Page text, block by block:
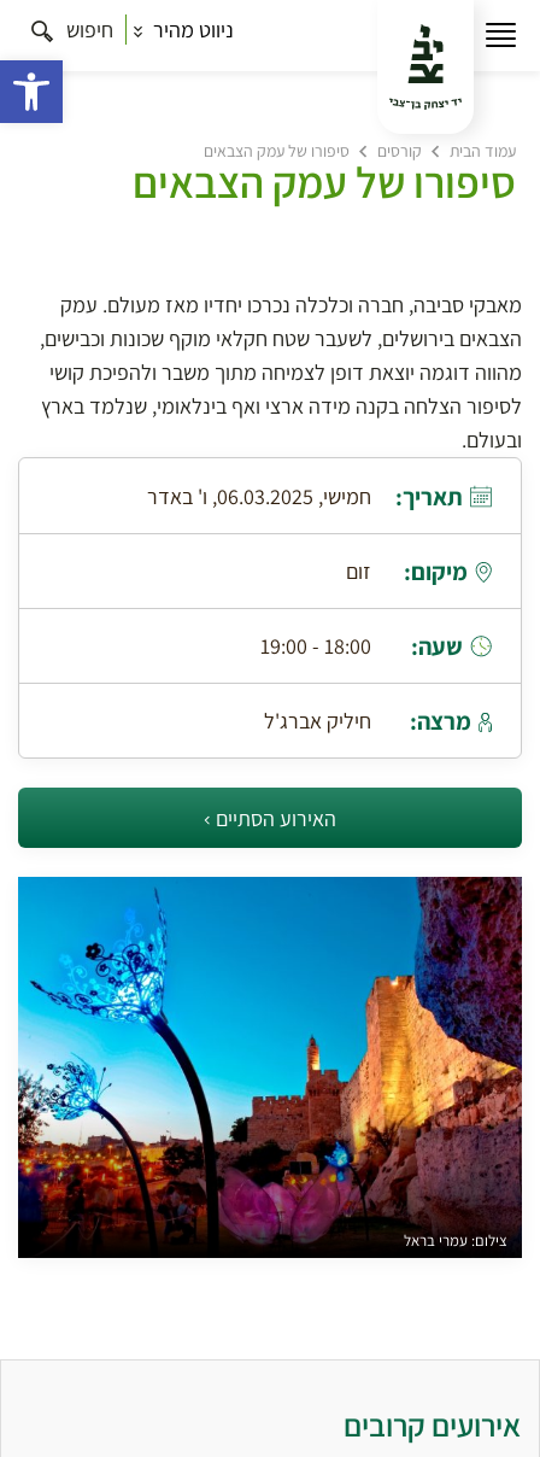
ניווט מהיר חיפוש
עמוד הבית קורסים סיפורו של עמק הצבאים
סיפורו של עמק הצבאים
מאבקי סביבה, חברה וכלכלה נכרכו יחדיו מאז מעולם. עמק
הצבאים בירושלים, לשעבר שטח חקלאי מוקף שכונות וכבישים,
מהווה דוגמה יוצאת דופן לצמיחה מתוך משבר ולהפיכת קושי
לסיפור הצלחה בקנה מידה ארצי ואף בינלאומי, שנלמד בארץ
ובעולם.
תאריך: חמישי, 06.03.2025, ו' באדר
מיקום: זום
שעה: 18:00 - 19:00
מרצה: חיליק אברג'ל
האירוע הסתיים
צילום: עמרי בראל
אירועים קרובים